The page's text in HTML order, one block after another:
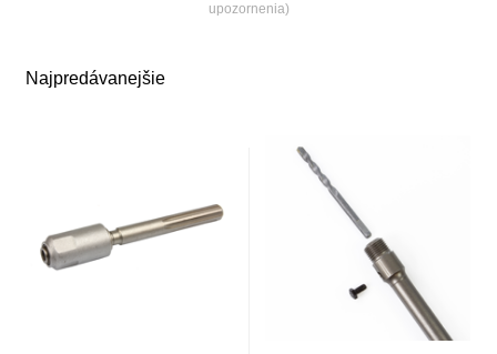
Najpredávanejšie
upozornenia)